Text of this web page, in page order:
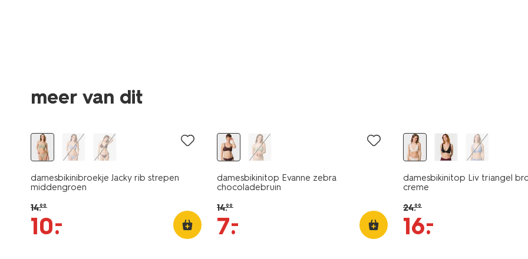
meer van dit
damesbikinibroekje Jacky rib strepen
middengroen
14.99
10.
–
damesbikinitop Evanne zebra
chocoladebruin
14.99
7.
–
damesbikinitop Liv triangel
creme
24.99
16.
–